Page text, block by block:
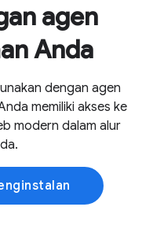
agen
Anda
dengan agen
memiliki akses ke
modern dalam alur